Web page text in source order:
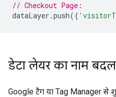
// Checkout Page:
dataLayer .push({
डेटा लेयर का नाम
Google टैग या Tag Manager